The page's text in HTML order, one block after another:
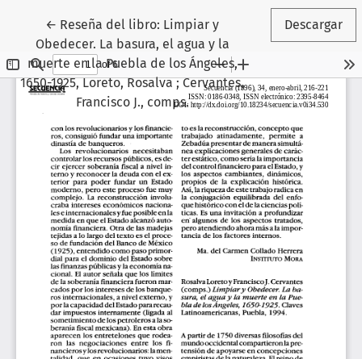
← Volver a los detalles del artículo
Reseña del libro: Limpiar y
Obedecer. La basura, el agua y la
muerte en la Puebla de los Ángeles,
1650-1925, Loreto, Rosalva ; Cervantes,
Francisco J., comps.
Descargar